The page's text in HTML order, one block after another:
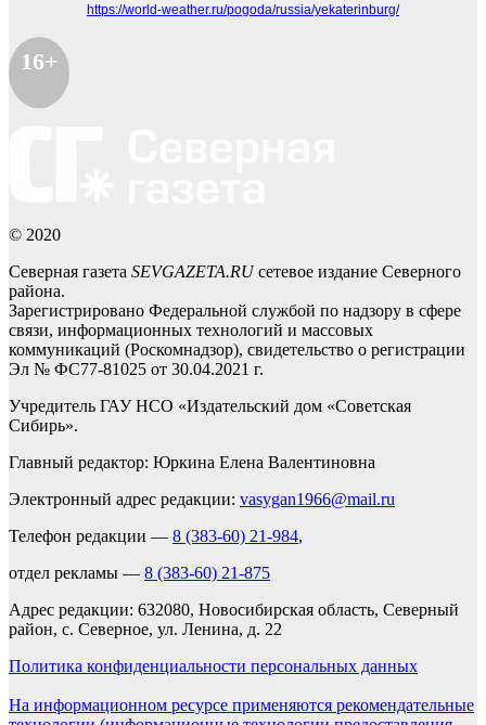
https://world-weather.ru/pogoda/russia/yekaterinburg/
16+
© 2020
Северная газета SEVGAZETA.RUсетевое издание Северного
района.
Зарегистрировано Федеральной службой по надзору в сфере
связи, информационных технологий и массовых
коммуникаций (Роскомнадзор), свидетельство о регистрации
Эл № ФС77-81025 от 30.04.2021 г.
Учредитель ГАУ НСО «Издательский дом «Советская
Сибирь».
Главный редактор: Юркина Елена Валентиновна
Электронный адрес редакции: vasygan1966@mail.ru
Телефон редакции — 8 (383-60) 21-984,
отдел рекламы — 8 (383-60) 21-875
Адрес редакции: 632080, Новосибирская область, Северный
район, с. Северное, ул. Ленина, д. 22
Политика конфиденциальности персональных данных
На информационном ресурсе применяются рекомендательные